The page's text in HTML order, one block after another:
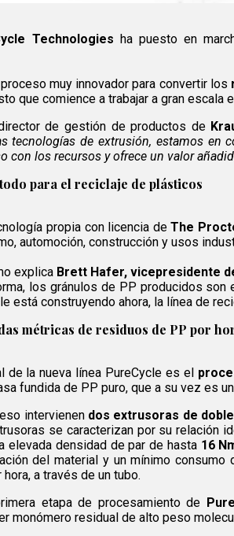
Technologies ha puesto en
muy innovador para convertir los
que comience a trabajar a gran escala
de gestión de productos de
tecnologías de extrusión, estamos en
con los recursos y ofrece un valor
para el reciclaje de plásticos
propia con licencia deThe
automoción, construcción y usos
explica Brett Hafer, vicepresidente
los gránulos de PP producidos
está construyendo ahora, la línea de
métricas de residuos de PP por
de la nueva línea PureCycle es el
fundida de PP puro, que a su vez es
intervienen dos extrusoras de
se caracterizan por su relación
elevada densidad de par de hasta 16
del material y un mínimo
a través de un tubo.
etapa de procesamiento de
monómero residual de alto peso